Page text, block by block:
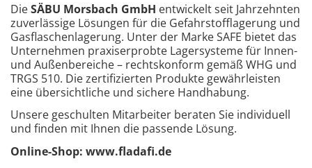
DieSÄBU Morsbach GmbH entwickelt seit Jahrzehnten
zuverlässige Lösungen für die Gefahrstofflagerung und
Gasflaschenlagerung. Unter der Marke SAFE bietet das
Unternehmen praxiserprobte Lagersysteme für Innen-
und Außenbereiche – rechtskonform gemäß WHG und
TRGS 510. Die zertifizierten Produkte gewährleisten
eine übersichtliche und sichere Handhabung.
Unsere geschulten Mitarbeiter beraten Sie individuell
und finden mit Ihnen die passende Lösung.
Online-Shop: www.fladafi.de